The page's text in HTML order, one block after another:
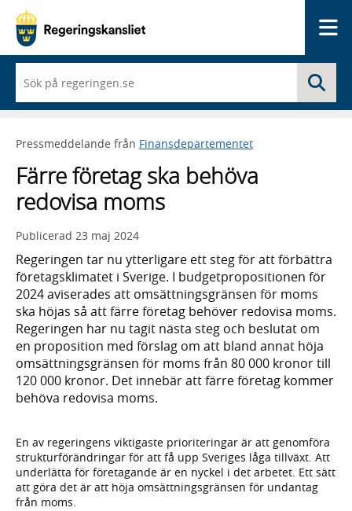
du
börjar
skriva
framträder
lista
med
sökförslag
Pressmeddelande från Finansdepartementet
Färre företag ska behöva
redovisa moms
Publicerad 23 maj 2024
Regeringen tar nu ytterligare ett steg för att förbättra
företagsklimatet i Sverige. I budgetpropositionen för
2024 aviserades att omsättningsgränsen för moms
ska höjas så att färre företag behöver redovisa moms.
Regeringen har nu tagit nästa steg och beslutat om
en proposition med förslag om att bland annat höja
omsättningsgränsen för moms från 80 000 kronor till
120 000 kronor. Det innebär att färre företag kommer
behöva redovisa moms.
En av regeringens viktigaste prioriteringar är att genomföra
strukturförändringar för att få upp Sveriges låga tillväxt. Att
underlätta för företagande är en nyckel i det arbetet. Ett sätt
att göra det är att höja omsättningsgränsen för undantag
från moms.